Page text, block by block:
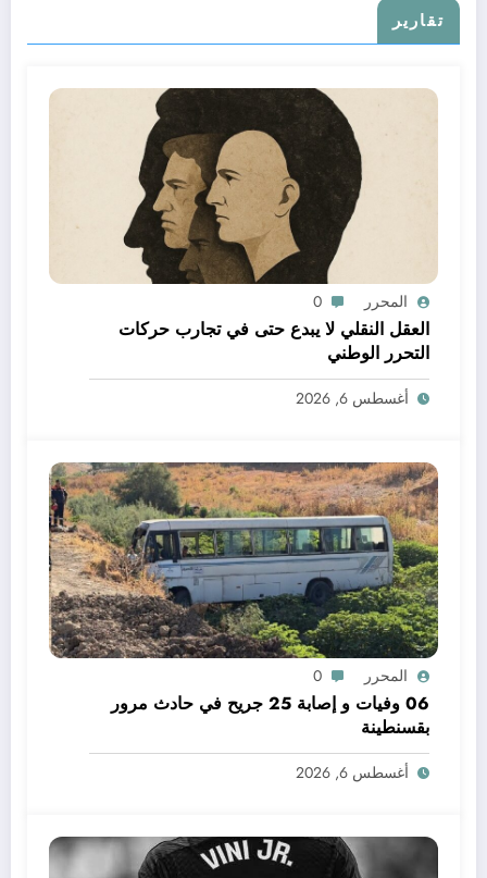
تقارير
المحرر 0
العقل النقلي لا يبدع حتى في تجارب حركات
التحرر الوطني
أغسطس 6, 2026
المحرر 0
06 وفيات و إصابة 25 جريح في حادث مرور
بقسنطينة
أغسطس 6, 2026